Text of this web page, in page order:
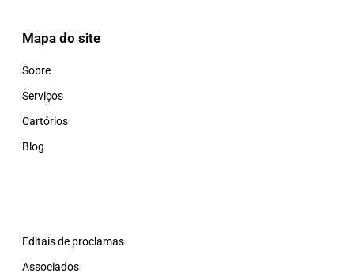
Mapa do site
Sobre
Serviços
Cartórios
Blog
Editais de proclamas
Associados